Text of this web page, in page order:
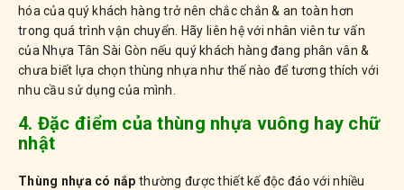
hóa của quý khách hàng trở nên chắc chắn & an toàn hơn
trong quá trình vận chuyển. Hãy liên hệ với nhân viên tư vấn
của Nhựa Tân Sài Gòn nếu quý khách hàng đang phân vân &
chưa biết lựa chọn thùng nhựa như thế nào để tương thích với
nhu cầu sử dụng của mình.
4. Đặc điểm của thùng nhựa vuông hay chữ
nhật
Thùng nhựa có nắp thường được thiết kế độc đáo với nhiều